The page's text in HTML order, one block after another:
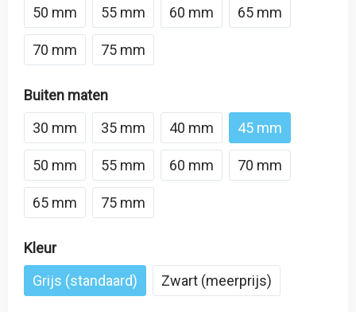
50 mm 55 mm 60 mm 65 mm
70 mm 75 mm
Buiten maten
30 mm
35 mm 40 mm 45 mm
50 mm 55 mm 60 mm 70 mm
65 mm 75 mm
Kleur
Grijs (standaard)
Zwart (meerprijs)